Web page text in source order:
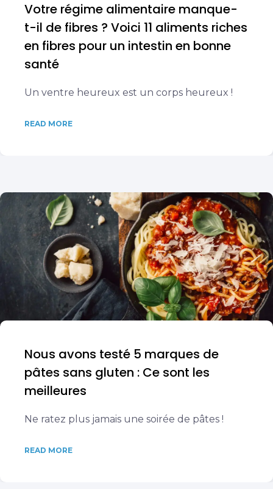
Votre régime alimentaire manque-
t-il de fibres ? Voici 11 aliments riches
en fibres pour un intestin en bonne
santé
Un ventre heureux est un corps heureux !
READ MORE
Nous avons testé 5 marques de
pâtes sans gluten : Ce sont les
meilleures
Ne ratez plus jamais une soirée de pâtes !
READ MORE